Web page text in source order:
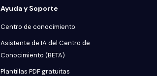
Ayuda y Soporte
Centro de conocimiento
Asistente de IA del Centro de
Conocimiento (BETA)
Plantillas PDF gratuitas